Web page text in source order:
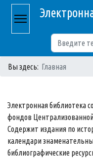
Вы здесь: Главная
Электронная библиотека
фондов
Содержит издания по
календари
библиографические